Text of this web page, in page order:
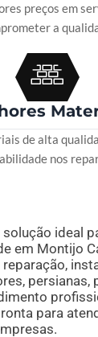
preços em
a
de alta
nos
solução ideal
em Montijo
persianas,
para